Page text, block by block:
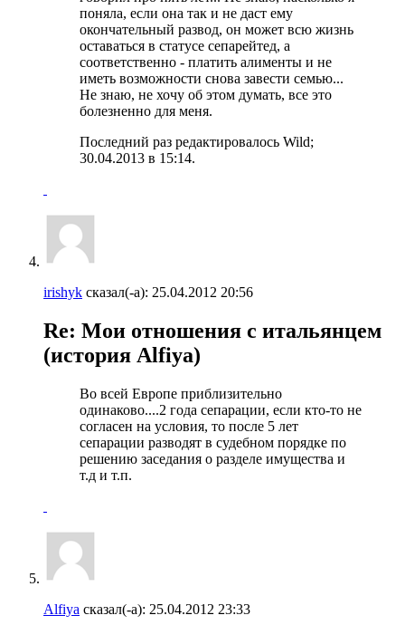
поняла, если она так и не даст ему
окончательный развод, он может всю жизнь
оставаться в статусе сепарейтед, а
соответственно - платить алименты и не
иметь возможности снова завести семью...
Не знаю, не хочу об этом думать, все это
болезненно для меня.
Последний раз редактировалось Wild;
30.04.2013 в 15:14.
irishyk сказал(-а): 25.04.2012 20:56
Re: Мои отношения с итальянцем
(история Alfiya)
Во всей Европе приблизительно
одинаково....2 года сепарации, если кто-то не
согласен на условия, то после 5 лет
сепарации разводят в судебном порядке по
решению заседания о разделе имущества и
т.д и т.п.
Alfiya сказал(-а): 25.04.2012 23:33